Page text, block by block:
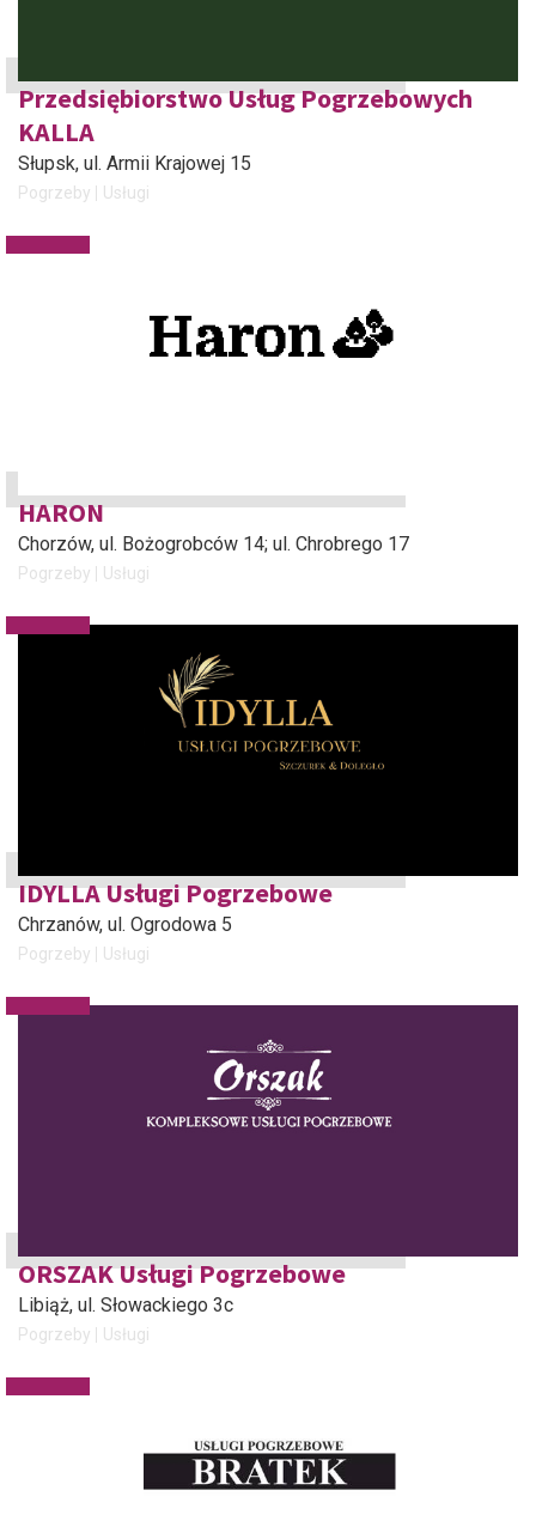
Przedsiębiorstwo Usług Pogrzebowych
KALLA
Słupsk, ul. Armii Krajowej 15
Pogrzeby Usługi
HARON
Chorzów, ul. Bożogrobców 14; ul. Chrobrego 17
Pogrzeby Usługi
IDYLLA Usługi Pogrzebowe
Chrzanów, ul. Ogrodowa 5
Pogrzeby Usługi
ORSZAK Usługi Pogrzebowe
Libiąż, ul. Słowackiego 3c
Pogrzeby Usługi